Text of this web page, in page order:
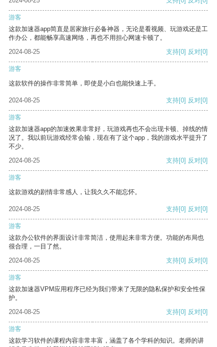
游客
这款加速器app简直是居家旅行必备神器，无论是看视频、玩游戏还是工
作办公，都能畅享高速网络，再也不用担心网速卡顿了。
2024-08-25
支持[0] 反对[0]
游客
这款软件的操作非常简单，即使是小白也能快速上手。
2024-08-25 支持[0] 反对[0]
游客
这款加速器app的加速效果非常好，玩游戏再也不会出现卡顿、掉线的情
况了。我以前玩游戏经常会输，现在有了这个app，我的游戏水平提升了
不少。
2024-08-25
支持[0] 反对[0]
游客
这款游戏的剧情非常感人，让我久久不能忘怀。
2024-08-25 支持[0] 反对[0]
游客
这款办公软件的界面设计非常简洁，使用起来非常方便。功能的布局也
很合理，一目了然。
2024-08-25
支持[0] 反对[0]
游客
这款加速器VPM应用程序已经为我们带来了无限的隐私保护和安全性保
护。
2024-08-25
支持[0] 反对[0]
游客
这款学习软件的课程内容非常丰富，涵盖了各个学科的知识。老师的讲